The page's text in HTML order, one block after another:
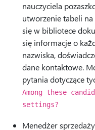
nauczyciela
utworzenie tabeli
się w bibliotece
się informacje o
nazwiska,
dane kontaktowe.
pytania dotyczące
Among these
settings?
Menedżer